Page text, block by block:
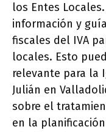
los Entes
información y
fiscales del IVA
locales. Esto
relevante para la
Julián en
sobre el
en la